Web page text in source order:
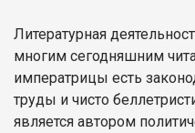
Литературная
многим сегодняшним
императрицы есть
труды и чисто
является автором